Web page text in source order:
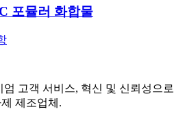
포뮬러 화합물
고객 서비스, 혁신 및 신뢰성으로
제조업체.